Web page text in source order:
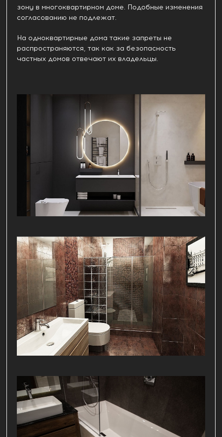
зону в многоквартирном доме. Подобные изменения
согласованию не подлежат.
На одноквартирные дома такие запреты не
распространяются, так как за безопасность
частных домов отвечают их владельцы.